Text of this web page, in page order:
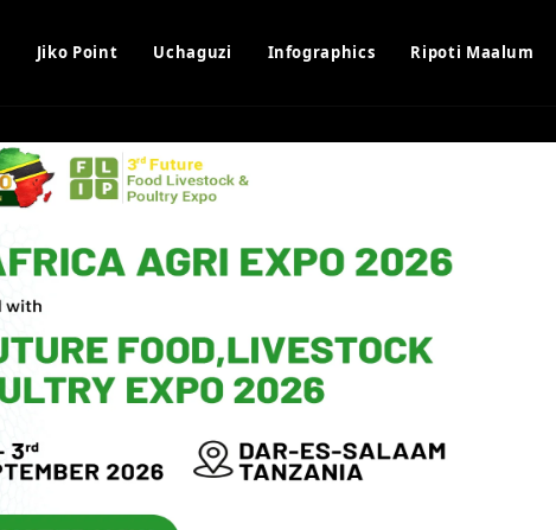
Jiko Point Uchaguzi Infographics Ripoti Maalum